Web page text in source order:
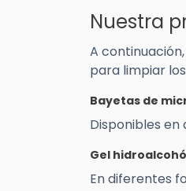
Nuestra
A
para limpiar
Bayetas de
Disponibles
Gel
En diferentes